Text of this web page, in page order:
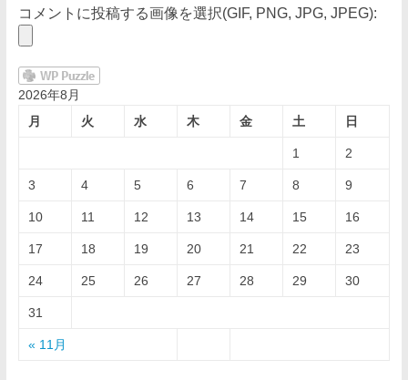
コメントに投稿する画像を選択(GIF, PNG, JPG, JPEG):
2026年8月
月
火 水 木 金 土 日
« 11月
1 2
3 4 5 6 7 8 9
10 11 12 13 14 15 16
17 18 19 20 21 22 23
24 25 26 27 28 29 30
31